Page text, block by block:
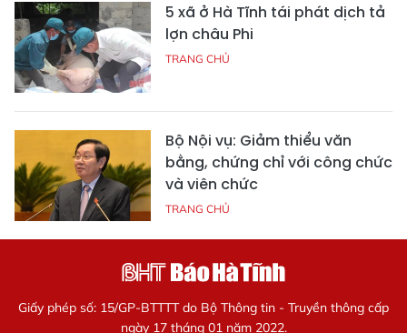
5 xã ở Hà Tĩnh tái phát dịch tả
lợn châu Phi
TRANG CHỦ
Bộ Nội vụ: Giảm thiểu văn
bằng, chứng chỉ với công chức
và viên chức
TRANG CHỦ
Giấy phép số: 15/GP-BTTTT do Bộ Thông tin - Truyền thông cấp
ngày 17 tháng 01 năm 2022.